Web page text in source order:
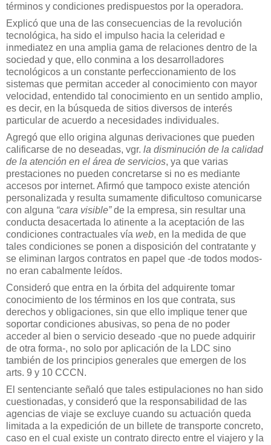
términos y condiciones predispuestos por la operadora.
Explicó que una de las consecuencias de la revolución
tecnológica, ha sido el impulso hacia la celeridad e
inmediatez en una amplia gama de relaciones dentro de la
sociedad y que, ello conmina a los desarrolladores
tecnológicos a un constante perfeccionamiento de los
sistemas que permitan acceder al conocimiento con mayor
velocidad, entendido tal conocimiento en un sentido amplio,
es decir, en la búsqueda de sitios diversos de interés
particular de acuerdo a necesidades individuales.
Agregó que ello origina algunas derivaciones que pueden
calificarse de no deseadas, vgr. la disminución de la calidad
de la atención en el área de servicios, ya que varias
prestaciones no pueden concretarse si no es mediante
accesos por internet. Afirmó que tampoco existe atención
personalizada y resulta sumamente dificultoso comunicarse
con alguna “cara visible”de la empresa, sin resultar una
conducta desacertada lo atinente a la aceptación de las
condiciones contractuales vía web, en la medida de que
tales condiciones se ponen a disposición del contratante y
se eliminan largos contratos en papel que -de todos modos-
no eran cabalmente leídos.
Consideró que entra en la órbita del adquirente tomar
conocimiento de los términos en los que contrata, sus
derechos y obligaciones, sin que ello implique tener que
soportar condiciones abusivas, so pena de no poder
acceder al bien o servicio deseado -que no puede adquirir
de otra forma-, no solo por aplicación de la LDC sino
también de los principios generales que emergen de los
arts. 9 y 10 CCCN.
El sentenciante señaló que tales estipulaciones no han sido
cuestionadas, y consideró que la responsabilidad de las
agencias de viaje se excluye cuando su actuación queda
limitada a la expedición de un billete de transporte concreto,
caso en el cual existe un contrato directo entre el viajero y la